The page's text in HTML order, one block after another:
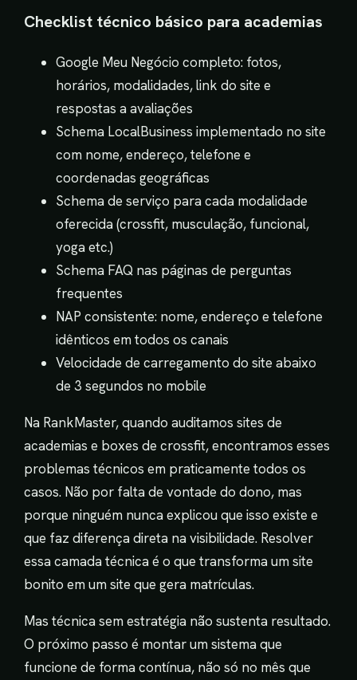
Checklist técnico básico para academias
Google Meu Negócio completo: fotos,
horários, modalidades, link do site e
respostas a avaliações
Schema LocalBusiness implementado no site
com nome, endereço, telefone e
coordenadas geográficas
Schema de serviço para cada modalidade
oferecida (crossfit, musculação, funcional,
yoga etc.)
Schema FAQ nas páginas de perguntas
frequentes
NAP consistente: nome, endereço e telefone
idênticos em todos os canais
Velocidade de carregamento do site abaixo
de 3 segundos no mobile
Na RankMaster, quando auditamos sites de
academias e boxes de crossfit, encontramos esses
problemas técnicos em praticamente todos os
casos. Não por falta de vontade do dono, mas
porque ninguém nunca explicou que isso existe e
que faz diferença direta na visibilidade. Resolver
essa camada técnica é o que transforma um site
bonito em um site que gera matrículas.
Mas técnica sem estratégia não sustenta resultado.
O próximo passo é montar um sistema que
funcione de forma contínua, não só no mês que